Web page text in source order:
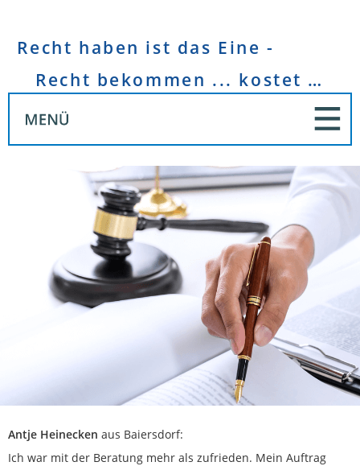
Recht haben ist das Eine -
Recht bekommen ... kostet Geld!
Antje Heinecken aus Baiersdorf:
Ich war mit der Beratung mehr als zufrieden. Mein Auftrag